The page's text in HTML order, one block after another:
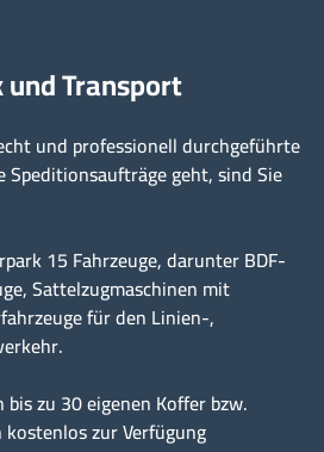
Transport
und professionell durchgeführte
Speditionsaufträge geht, sind Sie
15 Fahrzeuge, darunter BDF-
Sattelzugmaschinen mit
für den Linien-,
zu 30 eigenen Koffer bzw.
zur Verfügung